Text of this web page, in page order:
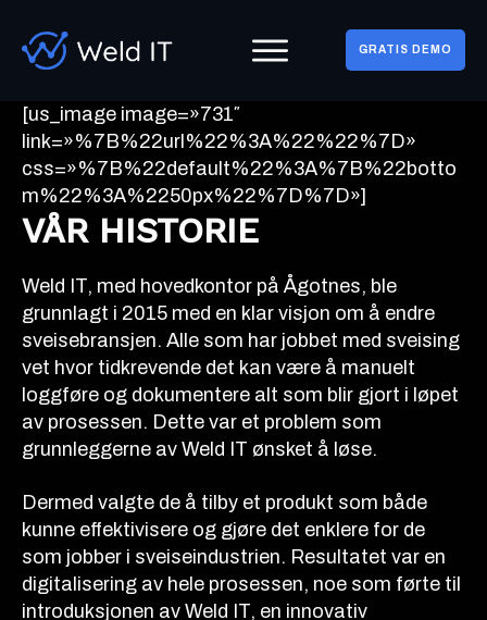
GRATIS DEMO
[us_image image=»731″
link=»%7B%22url%22%3A%22%22%7D»
css=»%7B%22default%22%3A%7B%22botto
m%22%3A%2250px%22%7D%7D»]
VÅR HISTORIE
Weld IT, med hovedkontor på Ågotnes, ble
grunnlagt i 2015 med en klar visjon om å endre
sveisebransjen. Alle som har jobbet med sveising
vet hvor tidkrevende det kan være å manuelt
loggføre og dokumentere alt som blir gjort i løpet
av prosessen. Dette var et problem som
grunnleggerne av Weld IT ønsket å løse.
Dermed valgte de å tilby et produkt som både
kunne effektivisere og gjøre det enklere for de
som jobber i sveiseindustrien. Resultatet var en
digitalisering av hele prosessen, noe som førte til
introduksjonen av Weld IT, en innovativ